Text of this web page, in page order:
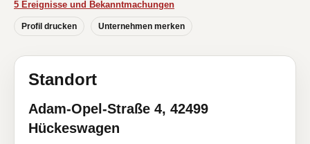
5 Ereignisse und Bekanntmachungen
Profil drucken Unternehmen merken
Standort
Adam-Opel-Straße 4, 42499
Hückeswagen